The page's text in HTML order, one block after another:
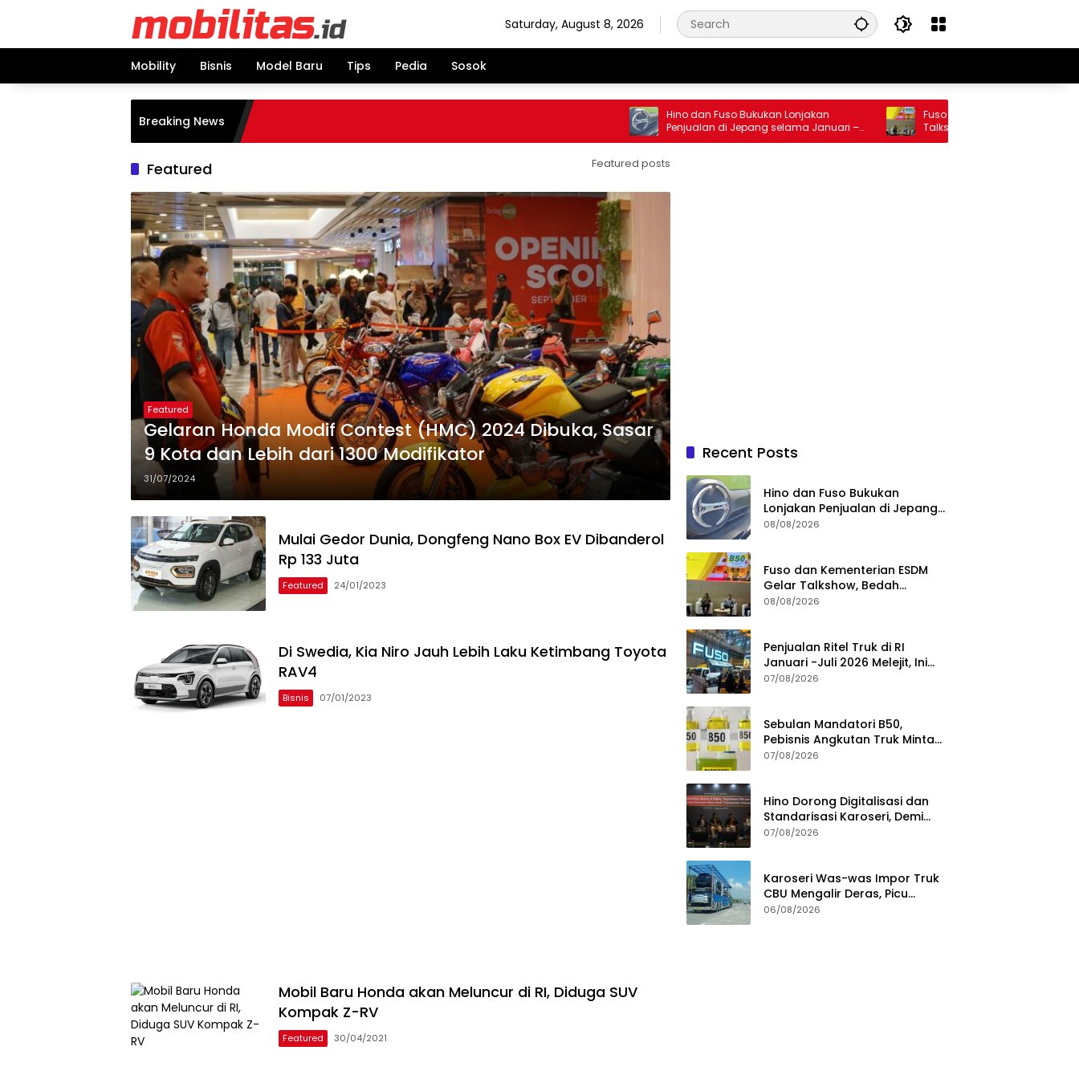
Saturday, August 8, 2026
Mobility Bisnis Model Baru Tips Pedia Sosok
Breaking News
Hino dan Fuso Bukukan Lonjakan
Penjualan di Jepang selama Januari –
Juli 2026
Fuso dan Kementerian ESDM Gelar
Talkshow, Bedah Roadmap B50
Dampaknya
Featured Featured posts
Featured
Gelaran Honda Modif Contest (HMC) 2024 Dibuka, Sasar
9 Kota dan Lebih dari 1300 Modifikator
31/07/2024
Mulai Gedor Dunia, Dongfeng Nano Box EV Dibanderol
Rp 133 Juta
Featured 24/01/2023
Di Swedia, Kia Niro Jauh Lebih Laku Ketimbang Toyota
RAV4
Bisnis 07/01/2023
Mobil Baru Honda akan Meluncur di RI, Diduga SUV
Kompak Z-RV
Featured 30/04/2021
Recent Posts
Hino dan Fuso Bukukan
Lonjakan Penjualan di Jepang
selama Januari – Juli 2026
08/08/2026
Fuso dan Kementerian ESDM
Gelar Talkshow, Bedah
Roadmap B50 hingga
08/08/2026
Penjualan Ritel Truk di RI
Januari -Juli 2026 Melejit, Ini
Pemicunya
07/08/2026
Sebulan Mandatori B50,
Pebisnis Angkutan Truk Minta
Jaminan Ketersediaan BBM
07/08/2026
Hino Dorong Digitalisasi dan
Standarisasi Karoseri, Demi
Jamin Kualitas Kendaraan
07/08/2026
Karoseri Was-was Impor Truk
CBU Mengalir Deras, Picu
Persaingan Tak Sehat
06/08/2026